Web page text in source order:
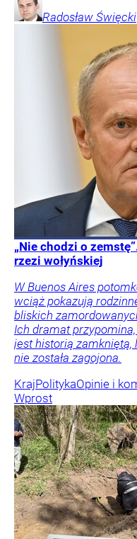
Radosław Święcki
„Nie chodzi o
rzezi wołyńskiej
W Buenos Aires
wciąż pokazują
bliskich
Ich dramat
jest historią zamkniętą,
nie została zagojona.
KrajPolitykaOpinie i
Wprost